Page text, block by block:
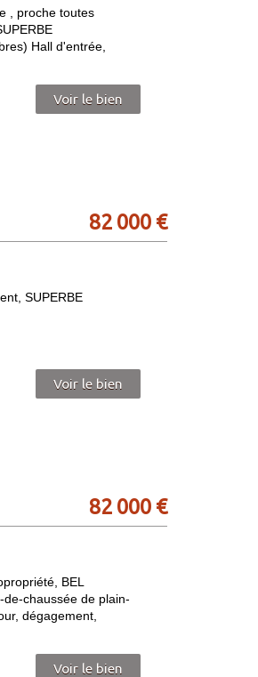
, proche toutes
Hall d'entrée,
Voir le bien
82 000 €
SUPERBE
Voir le bien
82 000 €
BEL
de-chaussée de plain-
dégagement,
Voir le bien